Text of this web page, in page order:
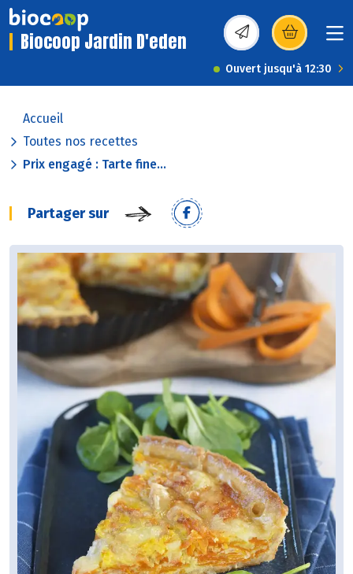
Biocoop Jardin D'eden (s’ouvre dans une
Ouvert jusqu'à 12:30
Accueil
Toutes nos recettes
Prix engagé : Tarte fine...
Partager sur